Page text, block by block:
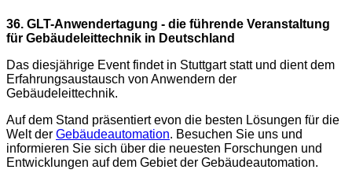
36. GLT-Anwendertagung - die führende Veranstaltung
für Gebäudeleittechnik in Deutschland
Das diesjährige Event findet in Stuttgart statt und dient dem
Erfahrungsaustausch von Anwendern der
Gebäudeleittechnik.
Auf dem Stand präsentiert evon die besten Lösungen für die
Welt der Gebäudeautomation. Besuchen Sie uns und
informieren Sie sich über die neuesten Forschungen und
Entwicklungen auf dem Gebiet der Gebäudeautomation.